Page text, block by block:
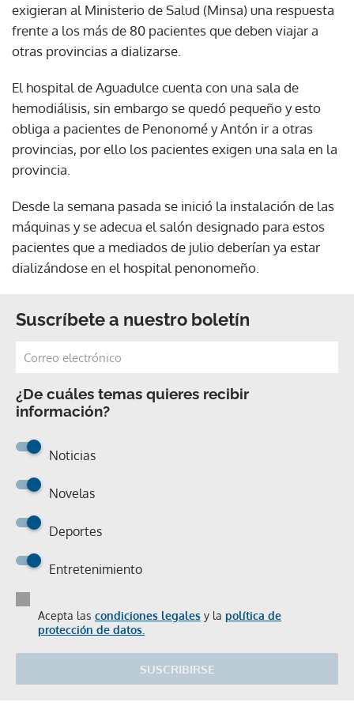
exigieran al Ministerio de Salud (Minsa) una respuesta
frente a los más de 80 pacientes que deben viajar a
otras provincias a dializarse.
El hospital de Aguadulce cuenta con una sala de
hemodiálisis, sin embargo se quedó pequeño y esto
obliga a pacientes de Penonomé y Antón ir a otras
provincias, por ello los pacientes exigen una sala en la
provincia.
Desde la semana pasada se inició la instalación de las
máquinas y se adecua el salón designado para estos
pacientes que a mediados de julio deberían ya estar
dializándose en el hospital penonomeño.
Suscríbete a nuestro boletín
¿De cuáles temas quieres recibir
información?
Noticias
Novelas
Deportes
Entretenimiento
Acepta las condiciones legales y la política de
protección de datos.
SUSCRIBIRSE